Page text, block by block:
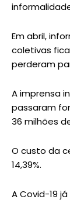
Em abril,
coletivas
perderam
A imprensa
passaram
36 milhões
O custo da
14,39%.
A Covid-19